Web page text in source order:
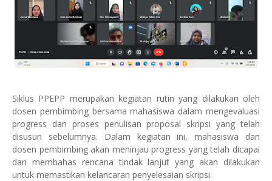
Siklus PPEPP merupakan kegiatan rutin yang dilakukan oleh
dosen pembimbing bersama mahasiswa dalam mengevaluasi
progress dan proses penulisan proposal skripsi yang telah
disusun sebelumnya. Dalam kegiatan ini, mahasiswa dan
dosen pembimbing akan meninjau progress yang telah dicapai
dan membahas rencana tindak lanjut yang akan dilakukan
untuk memastikan kelancaran penyelesaian skripsi.